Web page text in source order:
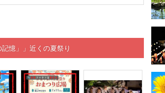
憶」」近くの夏祭り